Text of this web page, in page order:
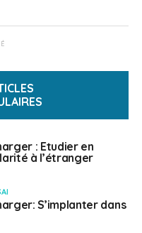
: Etudier en
à l’étranger
S’implanter dans